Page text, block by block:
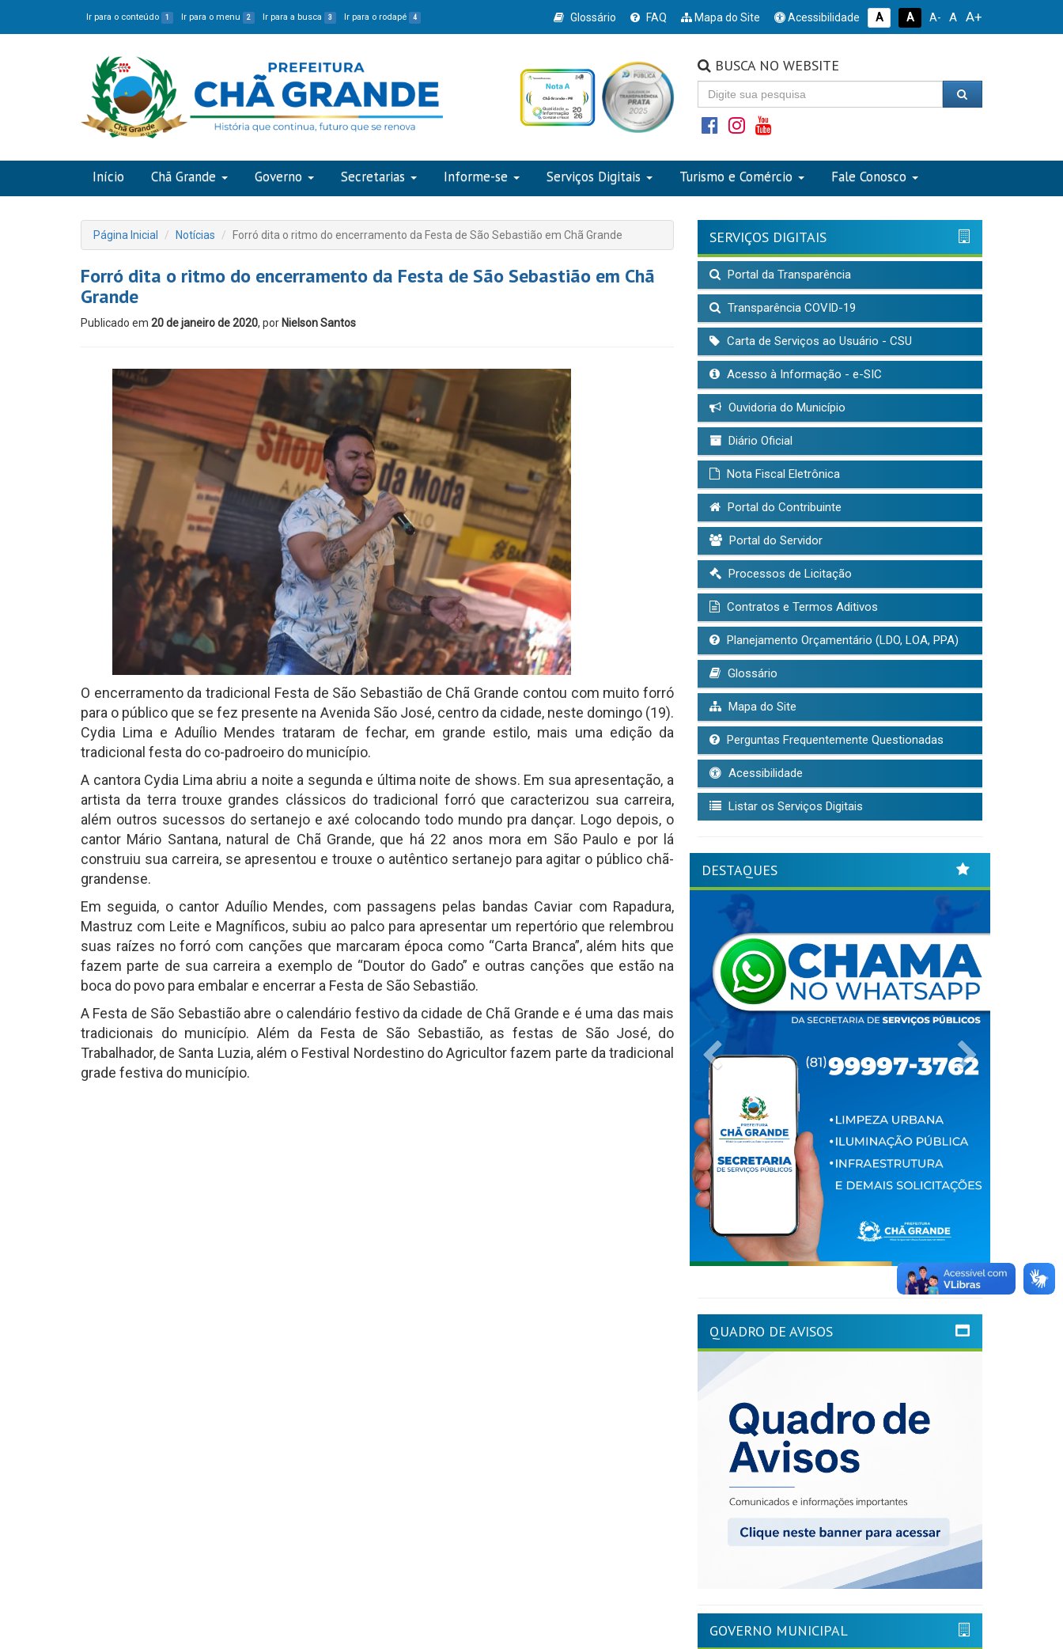
Ir para o conteúdo 1 Ir para o menu 2 Ir para a busca 3 Ir para o rodapé 4 Glossário FAQ Mapa do Site Acessibilidade A A A- A A+
BUSCA NO WEBSITE
Início Chã Grande Governo Secretarias Informe-se Serviços Digitais Turismo e Comércio Fale Conosco
Página Inicial Notícias Forró dita o ritmo do encerramento da Festa de São Sebastião em Chã Grande
Forró dita o ritmo do encerramento da Festa de São Sebastião em Chã
Grande
Publicado em 20 de janeiro de 2020, por Nielson Santos
O encerramento da tradicional Festa de São Sebastião de Chã Grande contou com muito forró
para o público que se fez presente na Avenida São José, centro da cidade, neste domingo (19).
Cydia Lima e Aduílio Mendes trataram de fechar, em grande estilo, mais uma edição da
tradicional festa do co-padroeiro do município.
A cantora Cydia Lima abriu a noite a segunda e última noite de shows. Em sua apresentação, a
artista da terra trouxe grandes clássicos do tradicional forró que caracterizou sua carreira,
além outros sucessos do sertanejo e axé colocando todo mundo pra dançar. Logo depois, o
cantor Mário Santana, natural de Chã Grande, que há 22 anos mora em São Paulo e por lá
construiu sua carreira, se apresentou e trouxe o autêntico sertanejo para agitar o público chã-
grandense.
Em seguida, o cantor Aduílio Mendes, com passagens pelas bandas Caviar com Rapadura,
Mastruz com Leite e Magníficos, subiu ao palco para apresentar um repertório que relembrou
suas raízes no forró com canções que marcaram época como “Carta Branca”, além hits que
fazem parte de sua carreira a exemplo de “Doutor do Gado” e outras canções que estão na
boca do povo para embalar e encerrar a Festa de São Sebastião.
A Festa de São Sebastião abre o calendário festivo da cidade de Chã Grande e é uma das mais
tradicionais do município. Além da Festa de São Sebastião, as festas de São José, do
Trabalhador, de Santa Luzia, além o Festival Nordestino do Agricultor fazem parte da tradicional
grade festiva do município.
SERVIÇOS DIGITAIS
Portal da Transparência
Transparência COVID-19
Carta de Serviços ao Usuário - CSU
Acesso à Informação - e-SIC
Ouvidoria do Município
Diário Oficial
Nota Fiscal Eletrônica
Portal do Contribuinte
Portal do Servidor
Processos de Licitação
Contratos e Termos Aditivos
Planejamento Orçamentário (LDO, LOA, PPA)
Glossário
Mapa do Site
Perguntas Frequentemente Questionadas
Acessibilidade
Listar os Serviços Digitais
DESTAQUES
Previous
QUADRO DE AVISOS
GOVERNO MUNICIPAL